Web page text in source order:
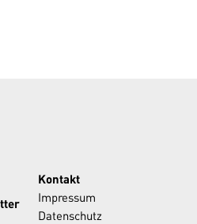
Kontakt
Impressum
Datenschutz